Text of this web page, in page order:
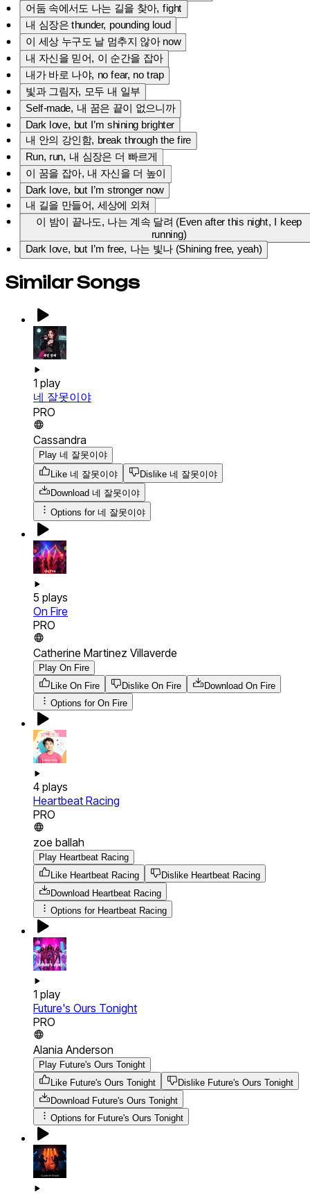
어둠 속에서도 나는 길을 찾아, fight
내 심장은 thunder, pounding loud
이 세상 누구도 날 멈추지 않아 now
내 자신을 믿어, 이 순간을 잡아
내가 바로 나야, no fear, no trap
빛과 그림자, 모두 내 일부
Self-made, 내 꿈은 끝이 없으니까
Dark love, but I’m shining brighter
내 안의 강인함, break through the fire
Run, run, 내 심장은 더 빠르게
이 꿈을 잡아, 내 자신을 더 높이
Dark love, but I’m stronger now
내 길을 만들어, 세상에 외쳐
이 밤이 끝나도, 나는 계속 달려 (Even after this night, I keep
running)
Dark love, but I’m free, 나는 빛나 (Shining free, yeah)
Similar Songs
1 play
네 잘못이야
PRO
Cassandra
Play 네 잘못이야
Like 네 잘못이야
Dislike 네 잘못이야
Download 네 잘못이야
Options for 네 잘못이야
5 plays
On Fire
PRO
Catherine Martinez Villaverde
Play On Fire
Like On Fire
Dislike On Fire Download On Fire
Options for On Fire
4 plays
Heartbeat Racing
PRO
zoe ballah
Play Heartbeat Racing
Like Heartbeat Racing
Dislike Heartbeat Racing
Download Heartbeat Racing
Options for Heartbeat Racing
1 play
Future's Ours Tonight
PRO
Alania Anderson
Play Future's Ours Tonight
Like Future's Ours Tonight
Dislike Future's Ours Tonight
Download Future's Ours Tonight
Options for Future's Ours Tonight